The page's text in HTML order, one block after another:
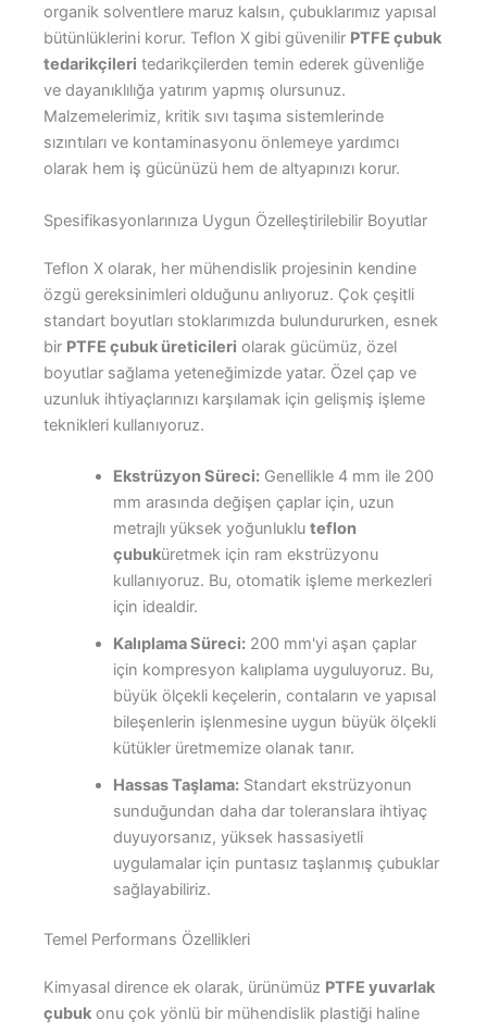
organik solventlere maruz kalsın, çubuklarımız yapısal
bütünlüklerini korur. Teflon X gibi güvenilir PTFE çubuk
tedarikçileri tedarikçilerden temin ederek güvenliğe
ve dayanıklılığa yatırım yapmış olursunuz.
Malzemelerimiz, kritik sıvı taşıma sistemlerinde
sızıntıları ve kontaminasyonu önlemeye yardımcı
olarak hem iş gücünüzü hem de altyapınızı korur.
Spesifikasyonlarınıza Uygun Özelleştirilebilir Boyutlar
Teflon X olarak, her mühendislik projesinin kendine
özgü gereksinimleri olduğunu anlıyoruz. Çok çeşitli
standart boyutları stoklarımızda bulundururken, esnek
bir PTFE çubuk üreticileri olarak gücümüz, özel
boyutlar sağlama yeteneğimizde yatar. Özel çap ve
uzunluk ihtiyaçlarınızı karşılamak için gelişmiş işleme
teknikleri kullanıyoruz.
Ekstrüzyon Süreci:Genellikle 4 mm ile 200
mm arasında değişen çaplar için, uzun
metrajlı yüksek yoğunluklu teflon
çubuküretmek için ram ekstrüzyonu
kullanıyoruz. Bu, otomatik işleme merkezleri
için idealdir.
Kalıplama Süreci:200 mm'yi aşan çaplar
için kompresyon kalıplama uyguluyoruz. Bu,
büyük ölçekli keçelerin, contaların ve yapısal
bileşenlerin işlenmesine uygun büyük ölçekli
kütükler üretmemize olanak tanır.
Hassas Taşlama:Standart ekstrüzyonun
sunduğundan daha dar toleranslara ihtiyaç
duyuyorsanız, yüksek hassasiyetli
uygulamalar için puntasız taşlanmış çubuklar
sağlayabiliriz.
Temel Performans Özellikleri
Kimyasal dirence ek olarak, ürünümüz PTFE yuvarlak
çubuk onu çok yönlü bir mühendislik plastiği haline